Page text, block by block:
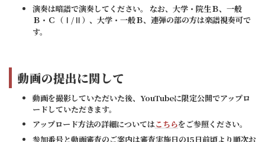
演奏は暗譜で演奏してください。 なお、大学・院生Ｂ、一般
Ｂ・Ｃ（Ⅰ/Ⅱ）、大学・一般Ｂ、連弾の部の方は楽譜視奏可で
す。
動画の提出に関して
動画を撮影していただいた後、YouTubeに限定公開でアップロ
ードしていただきます。
アップロード方法の詳細についてはこちらをご参照ください。
参加番号と動画審査のご案内は審査実施日の15日前頃より順次お